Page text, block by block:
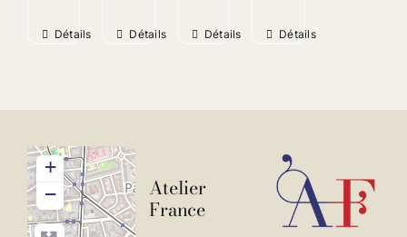
Détails Détails Détails Détails
+
−
Atelier
France